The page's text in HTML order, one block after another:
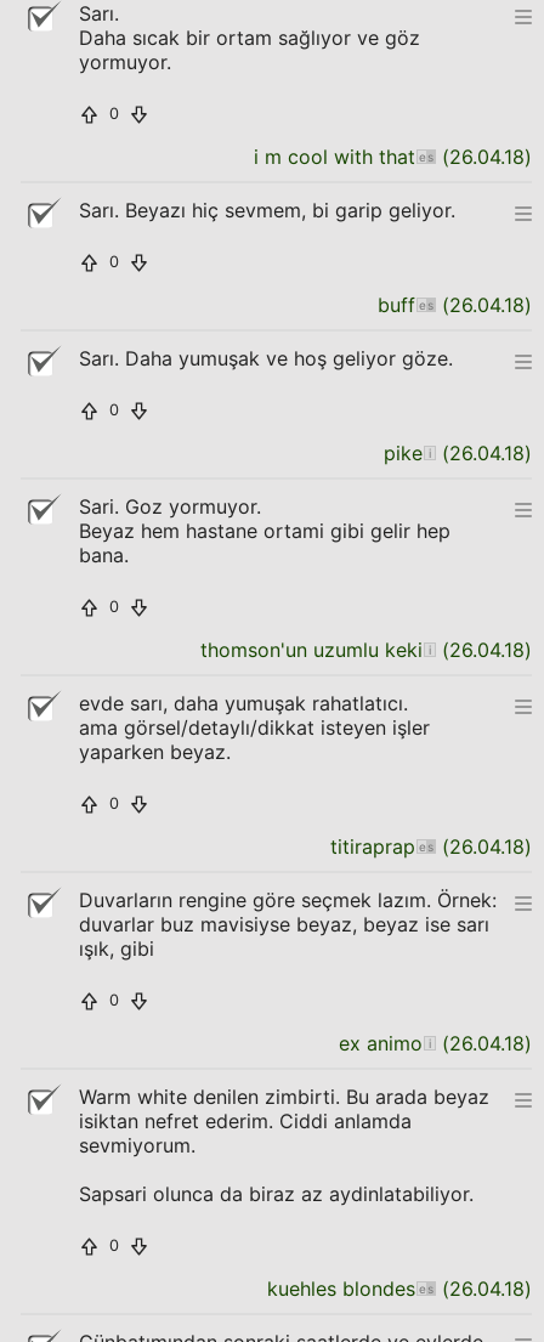
Sarı.
Daha sıcak bir ortam sağlıyor ve göz
yormuyor.
0
i m cool with that (26.04.18)
Sarı. Beyazı hiç sevmem, bi garip geliyor.
0
buff (26.04.18)
Sarı. Daha yumuşak ve hoş geliyor göze.
0
pike (26.04.18)
Sari. Goz yormuyor.
Beyaz hem hastane ortami gibi gelir hep
bana.
0
thomson'un uzumlu keki (26.04.18)
evde sarı, daha yumuşak rahatlatıcı.
ama görsel/detaylı/dikkat isteyen işler
yaparken beyaz.
0
titiraprap (26.04.18)
Duvarların rengine göre seçmek lazım. Örnek:
duvarlar buz mavisiyse beyaz, beyaz ise sarı
ışık, gibi
0
ex animo (26.04.18)
Warm white denilen zimbirti. Bu arada beyaz
isiktan nefret ederim. Ciddi anlamda
sevmiyorum.
Sapsari olunca da biraz az aydinlatabiliyor.
0
kuehles blondes (26.04.18)